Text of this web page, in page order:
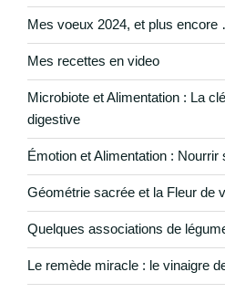
Mes voeux 2024, et plus encore
Mes recettes en video
Microbiote et Alimentation : La
digestive
Émotion et Alimentation : Nourrir
Géométrie sacrée et la Fleur de
Quelques associations de
Le remède miracle : le vinaigre